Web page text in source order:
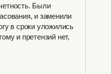
Были
и заменили
в сроки уложились
и претензий нет,